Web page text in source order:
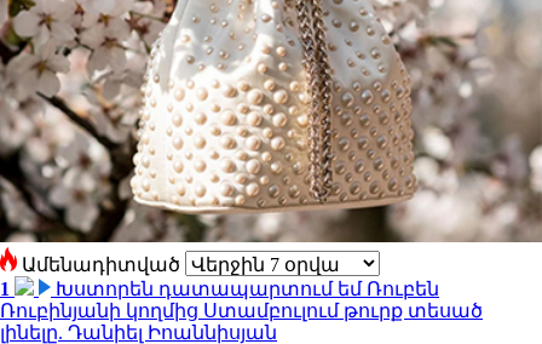
Ամենադիտված
1
Խստորեն դատապարտում եմ Ռուբեն
Ռուբինյանի կողմից Ստամբուլում թուրք տեսած
լինելը. Դանիել Իոաննիսյան